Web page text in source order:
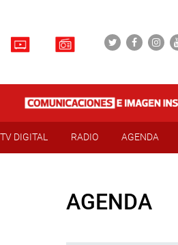
TV DIGITAL RADIO AGENDA
AGENDA